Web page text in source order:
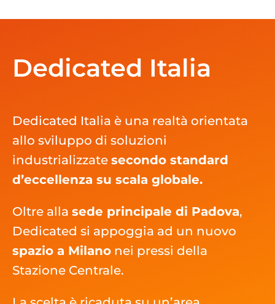
Dedicated Italia
Dedicated Italia è una realtà orientata
allo sviluppo di soluzioni
industrializzate secondo standard
d’eccellenza su scala globale.
Oltre alla sede principale di Padova,
Dedicated si appoggia ad un nuovo
spazio a Milano nei pressi della
Stazione Centrale.